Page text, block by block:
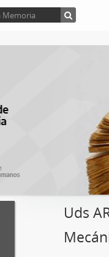
Uds